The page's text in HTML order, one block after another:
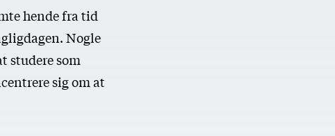
hende fra tid
Nogle
studere som
sig om at